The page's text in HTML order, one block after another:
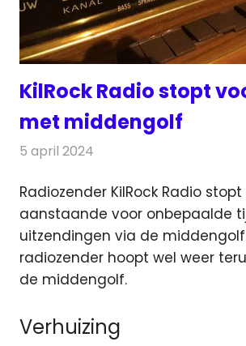
KilRock Radio stopt
met middengolf
5 april 2024
Radiozender KilRock Radio
aanstaande voor onbepaalde
uitzendingen via de
radiozender hoopt wel weer
de middengolf.
Verhuizing